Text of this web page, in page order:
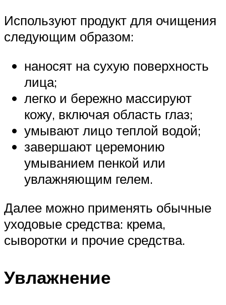
Используют продукт для очищения
следующим образом:
наносят на сухую поверхность
лица;
легко и бережно массируют
кожу, включая область глаз;
умывают лицо теплой водой;
завершают церемонию
умыванием пенкой или
увлажняющим гелем.
Далее можно применять обычные
уходовые средства: крема,
сыворотки и прочие средства.
Увлажнение